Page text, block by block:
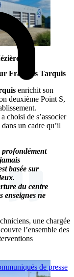
de presse
François Tarquis
enrichit son
deuxième Point S,
choisi de s’associer
un cadre qu’il
profondément
basée sur
du centre
enseignes ne
une chargée
l’ensemble des